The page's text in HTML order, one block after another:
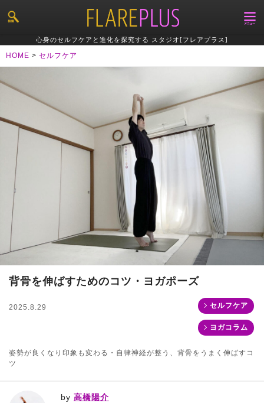
心身のセルフケアと進化を探究する スタジオ[フレアプラス]
HOME > セルフケア
背骨を伸ばすためのコツ・ヨガポーズ
2025.8.29 セルフケア
ヨガコラム
姿勢が良くなり印象も変わる・自律神経が整う、背骨をうまく伸ばすコ
ツ
by 高橋陽介